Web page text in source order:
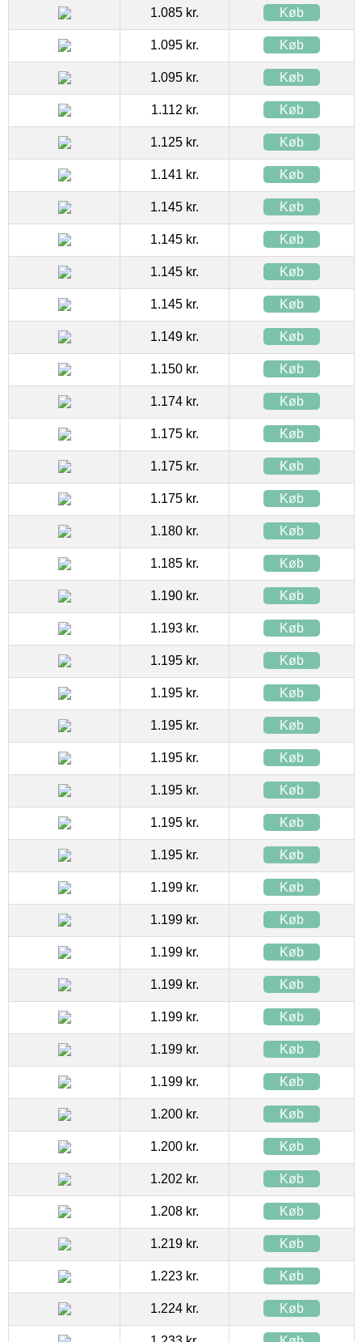
1.085 kr. Køb
1.095 kr. Køb
1.095 kr. Køb
1.112 kr. Køb
1.125 kr. Køb
1.141 kr. Køb
1.145 kr. Køb
1.145 kr. Køb
1.145 kr. Køb
1.145 kr. Køb
1.149 kr. Køb
1.150 kr. Køb
1.174 kr. Køb
1.175 kr. Køb
1.175 kr. Køb
1.175 kr. Køb
1.180 kr. Køb
1.185 kr. Køb
1.190 kr. Køb
1.193 kr. Køb
1.195 kr. Køb
1.195 kr. Køb
1.195 kr. Køb
1.195 kr. Køb
1.195 kr. Køb
1.195 kr. Køb
1.195 kr. Køb
1.199 kr. Køb
1.199 kr. Køb
1.199 kr. Køb
1.199 kr. Køb
1.199 kr. Køb
1.199 kr. Køb
1.199 kr. Køb
1.200 kr. Køb
1.200 kr. Køb
1.202 kr. Køb
1.208 kr. Køb
1.219 kr. Køb
1.223 kr. Køb
1.224 kr. Køb